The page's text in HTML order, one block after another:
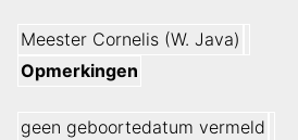
Meester Cornelis (W. Java)
Opmerkingen
geen geboortedatum vermeld